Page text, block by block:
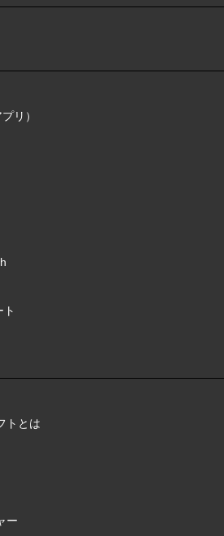
リ）
トとは
ー